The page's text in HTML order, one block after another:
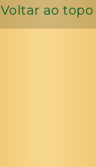
Voltar ao topo